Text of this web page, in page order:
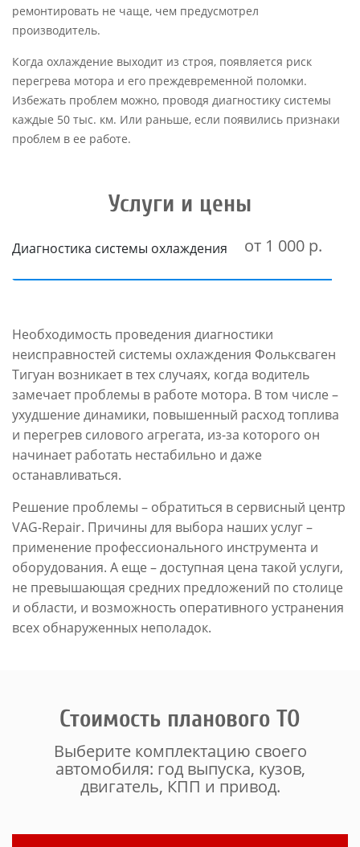
ремонтировать не чаще, чем предусмотрел
производитель.
Когда охлаждение выходит из строя, появляется риск
перегрева мотора и его преждевременной поломки.
Избежать проблем можно, проводя диагностику системы
каждые 50 тыс. км. Или раньше, если появились признаки
проблем в ее работе.
Услуги и цены
Диагностика системы охлаждения от 1 000 р.
Необходимость проведения диагностики
неисправностей системы охлаждения Фольксваген
Тигуан возникает в тех случаях, когда водитель
замечает проблемы в работе мотора. В том числе –
ухудшение динамики, повышенный расход топлива
и перегрев силового агрегата, из-за которого он
начинает работать нестабильно и даже
останавливаться.
Решение проблемы – обратиться в сервисный центр
VAG-Repair. Причины для выбора наших услуг –
применение профессионального инструмента и
оборудования. А еще – доступная цена такой услуги,
не превышающая средних предложений по столице
и области, и возможность оперативного устранения
всех обнаруженных неполадок.
Стоимость планового ТО
Выберите комплектацию своего
автомобиля: год выпуска, кузов,
двигатель, КПП и привод.